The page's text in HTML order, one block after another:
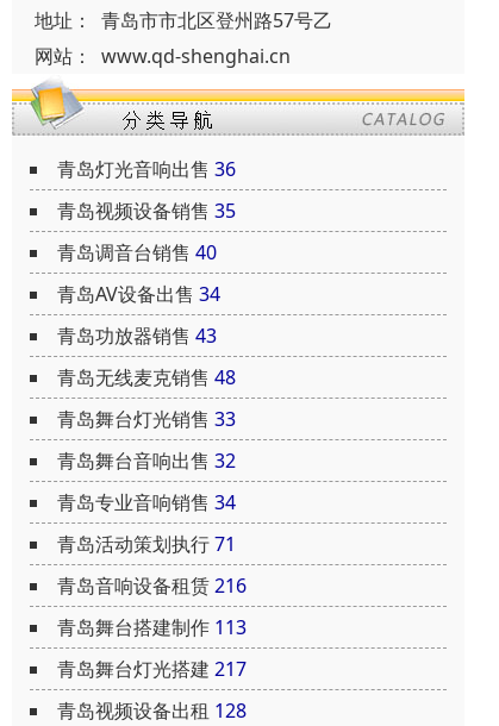
地址：
青岛市市北区登州路57号乙
网站：
www.qd-shenghai.cn
青岛灯光音响出售 36
青岛视频设备销售 35
青岛调音台销售 40
青岛AV设备出售 34
青岛功放器销售 43
青岛无线麦克销售 48
青岛舞台灯光销售 33
青岛舞台音响出售 32
青岛专业音响销售 34
青岛活动策划执行71
青岛音响设备租赁216
青岛舞台搭建制作 113
青岛舞台灯光搭建 217
青岛视频设备出租 128